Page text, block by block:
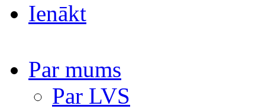
Ienākt
Par mums
Par LVS